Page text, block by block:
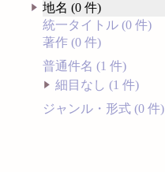
地名 (0 件)
統一タイトル (0 件)
著作 (0 件)
普通件名 (1 件)
細目なし (1 件)
ジャンル・形式 (0 件)